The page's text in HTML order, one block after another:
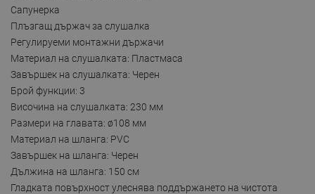
Сапунерка
Плъзгащ държач за слушалка
Регулируеми монтажни държачи
Материал на слушалката: Пластмаса
Завършек на слушалката: Черен
Брой функции: 3
Височина на слушалката: 230 мм
Размери на главата: ø108 мм
Материал на шланга: PVC
Завършек на шланга: Черен
Дължина на шланга: 150 см
Гладката повърхност улеснява поддържането на чистота